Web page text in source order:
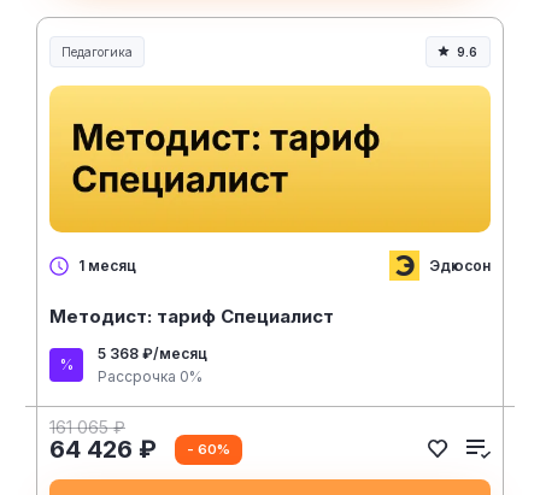
Педагогика
Образование и педагогика
9.6
1 месяц Эдюсон
Методист: тариф Специалист
5 368 ₽/месяц
Рассрочка 0%
161 065 ₽
64 426 ₽ - 60%